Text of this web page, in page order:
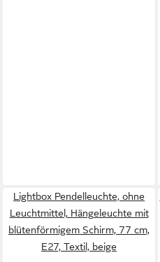
Lightbox Pendelleuchte, ohne
Leuchtmittel, Hängeleuchte mit
blütenförmigem Schirm, 77 cm,
E27, Textil, beige